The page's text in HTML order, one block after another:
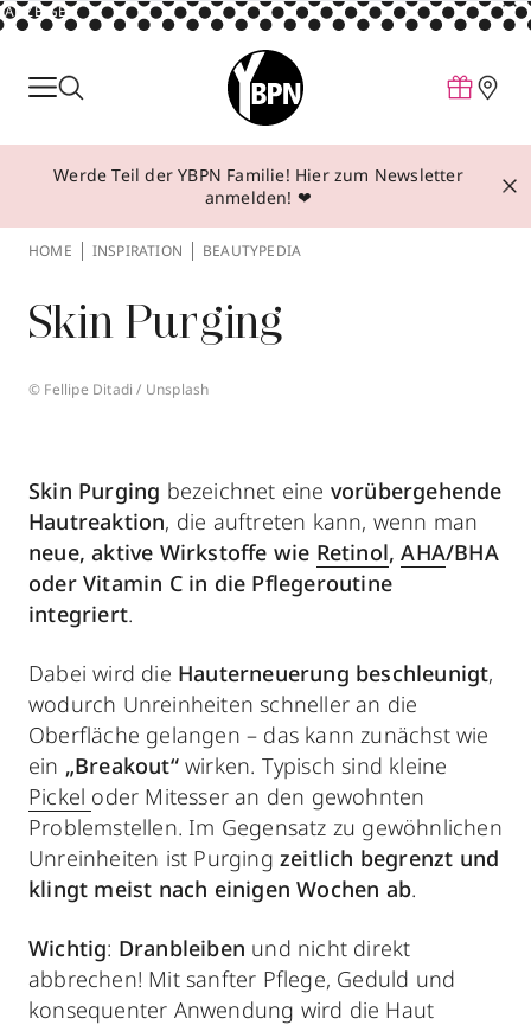
ANZEIGE
Parfum
Make-up
Behandlungen
Über YBPN
Aktionen
Werde Teil der YBPN Familie! Hier zum Newsletter
anmelden! ❤
HOME INSPIRATION BEAUTYPEDIA
Skin Purging
© Fellipe Ditadi / Unsplash
Skin Purging bezeichnet eine vorübergehende
Hautreaktion, die auftreten kann, wenn man
neue, aktive Wirkstoffe wie Retinol,AHA/BHA
oder Vitamin C in die Pflegeroutine
integriert.
Dabei wird die Hauterneuerung beschleunigt,
wodurch Unreinheiten schneller an die
Oberfläche gelangen – das kann zunächst wie
ein „Breakout“wirken. Typisch sind kleine
Pickel oder Mitesser an den gewohnten
Problemstellen. Im Gegensatz zu gewöhnlichen
Unreinheiten ist Purging zeitlich begrenzt und
klingt meist nach einigen Wochen ab.
Wichtig: Dranbleiben und nicht direkt
abbrechen! Mit sanfter Pflege, Geduld und
konsequenter Anwendung wird die Haut